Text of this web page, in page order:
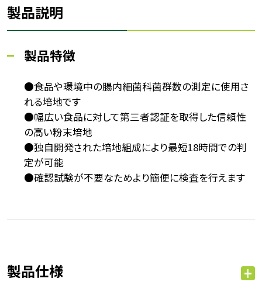
製品説明
製品特徴
●食品や環境中の腸内細菌科菌群数の測定に使用さ
れる培地です
●幅広い食品に対して第三者認証を取得した信頼性
の高い粉末培地
●独自開発された培地組成により最短18時間での判
定が可能
●確認試験が不要なためより簡便に検査を行えます
製品仕様